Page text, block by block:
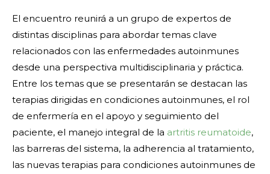
El encuentro reunirá a un grupo de expertos de
distintas disciplinas para abordar temas clave
relacionados con las enfermedades autoinmunes
desde una perspectiva multidisciplinaria y práctica.
Entre los temas que se presentarán se destacan las
terapias dirigidas en condiciones autoinmunes, el rol
de enfermería en el apoyo y seguimiento del
paciente, el manejo integral de la artritis reumatoide,
las barreras del sistema, la adherencia al tratamiento,
las nuevas terapias para condiciones autoinmunes de